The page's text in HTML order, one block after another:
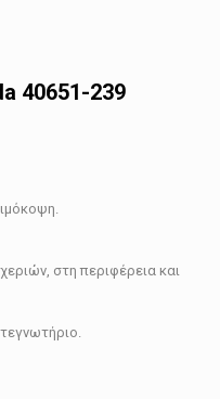
40651-239
στη περιφέρεια και